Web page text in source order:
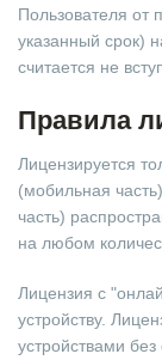
Пользователя от
указанный срок)
считается не
Правила
Лицензируется
(мобильная
часть)
на любом
Лицензия с
устройству.
устройствами